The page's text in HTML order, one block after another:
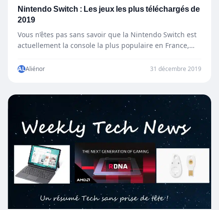
Nintendo Switch : Les jeux les plus téléchargés de
2019
Vous n’êtes pas sans savoir que la Nintendo Switch est
actuellement la console la plus populaire en France,…
ALAliénor 31 décembre 2019